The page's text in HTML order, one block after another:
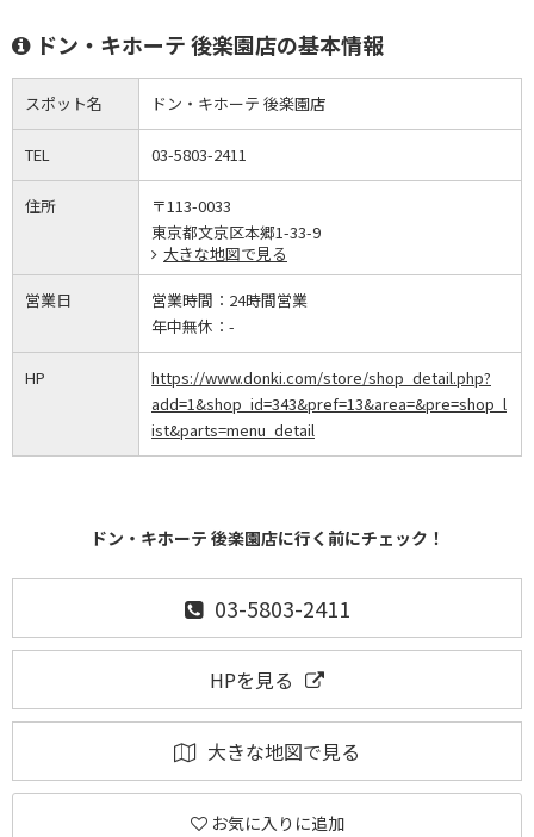
ドン・キホーテ 後楽園店の基本情報
スポット名 ドン・キホーテ 後楽園店
TEL 03-5803-2411
住所
〒113-0033
東京都文京区本郷1-33-9
大きな地図で見る
営業日 営業時間： 24時間営業
年中無休： -
HP
https://www.donki.com/store/shop_detail.php?
add=1&shop_id=343&pref=13&area=&pre=shop_l
ist&parts=menu_detail
ドン・キホーテ 後楽園店に行く前にチェック！
03-5803-2411
HPを見る
大きな地図で見る
お気に入りに追加